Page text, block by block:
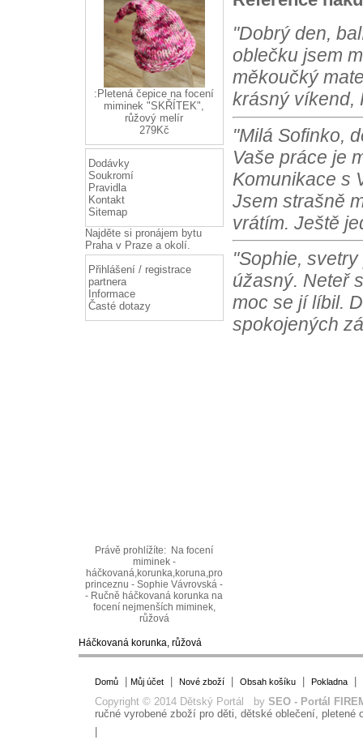
:Pletená čepice na focení
miminek "SKŘÍTEK",
růžový melír
279Kč
Dodávky
Soukromí
Pravidla
Kontakt
Sitemap
Najděte si pronájem bytu
Prahav Praze a okolí.
Přihlášení / registrace
partnera
Informace
Časté dotazy
"Dobrý den,
oblečku jsem
měkoučký
krásný víkend,
"Milá Sofinko,
Vaše práce je
Komunikace s
Jsem strašně
vrátím. Ještě
"Sophie,
úžasný. Neteř
moc se jí líbil.
spokojených
Právě prohlížíte: Na focení
miminek -
háčkovaná,korunka,koruna,pro
princeznu - Sophie Vávrovská -
- Ručně háčkovaná korunka na
focení nejmenších miminek,
růžová
Háčkovaná korunka, růžová
Domů| Můj účet| Nové zboží| Obsah košíku| Pokladna|
Copyright © 2014 Dětský Portál by SEO - Portál
ručné vyrobené zboží pro děti, dětské oblečení, pletené